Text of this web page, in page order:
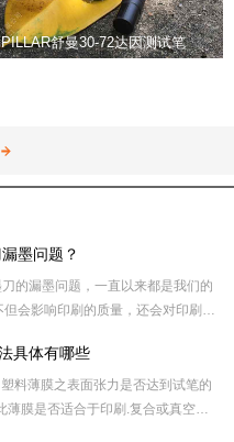
PILLAR舒曼30-72达因测试笔
墨问题？
的漏墨问题，一直以来都是我们的
会影响印刷的质量，还会对印刷器
具体有哪些
料薄膜之表面张力是否达到试笔的
薄膜是否适合于印刷.复合或真空镀